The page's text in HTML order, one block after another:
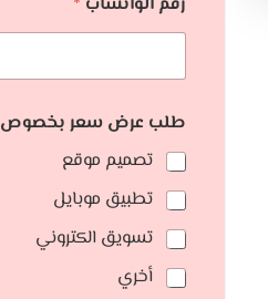
طلب عرض سعر بخصوص
تصميم موقع
تطبيق موبايل
تسويق الكتروني
أخري